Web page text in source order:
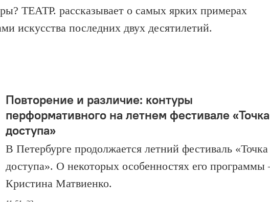
ТЕАТР. рассказывает о самых ярких примерах
искусства последних двух десятилетий.
Повторение и различие: контуры
перформативного на летнем фестивале «Точка
доступа»
В Петербурге продолжается летний фестиваль «Точка
доступа». О некоторых особенностях его
Кристина Матвиенко.